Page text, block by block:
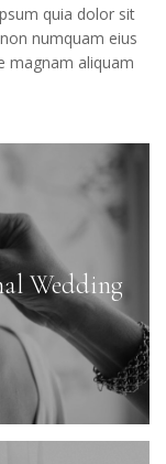
quia dolor sit
numquam eius
magnam aliquam
Wedding